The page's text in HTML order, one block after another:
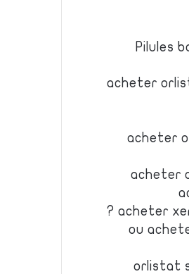
Pilules
acheter
acheter
acheter
acheter
ou
orlistat